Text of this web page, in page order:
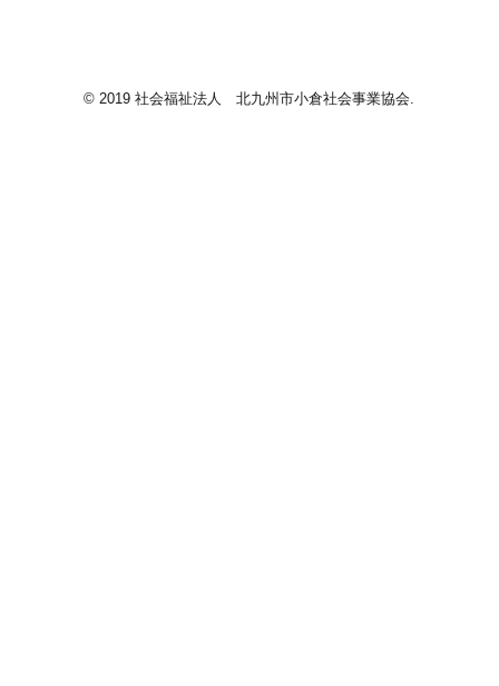
© 2019 社会福祉法人 北九州市小倉社会事業協会.